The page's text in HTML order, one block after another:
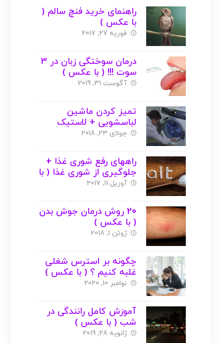
راهنمای خرید فنچ سالم (
با عکس )
فوریه 27, 2017
درمان سوختگی زبان در 3
سوت !!! ( با عکس )
آگوست 31, 2019
تمیز کردن ماشین
لباسشویی + لاستیک
ماشین ( با عکس )
جولای 23, 2018
راههای رفع شوری غذا +
جلوگیری از شوری غذا ( با
عکس )
آوریل 11, 2017
20 روش درمان جوش بدن
( با عکس )
ژوئن 1, 2018
چگونه بر استرس شغلی
غلبه کنیم ؟ ( با عکس )
نوامبر 10, 2020
آموزش کامل رانندگی در
شب ( با عکس )
ژانویه 28, 2019